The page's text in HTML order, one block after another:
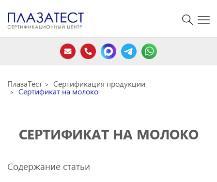
ПлазаТест Сертификация продукции
Сертификат на молоко
СЕРТИФИКАТ НА МОЛОКО
Содержание статьи